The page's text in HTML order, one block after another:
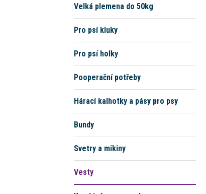
Velká plemena do 50kg
Pro psí kluky
Pro psí holky
Pooperační potřeby
Hárací kalhotky a pásy pro psy
Bundy
Svetry a mikiny
Vesty